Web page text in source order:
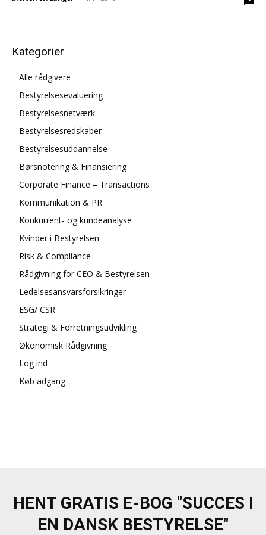
Kategorier
Alle rådgivere
Bestyrelsesevaluering
Bestyrelsesnetværk
Bestyrelsesredskaber
Bestyrelsesuddannelse
Børsnotering & Finansiering
Corporate Finance – Transactions
Kommunikation & PR
Konkurrent- og kundeanalyse
Kvinder i Bestyrelsen
Risk & Compliance
Rådgivning for CEO & Bestyrelsen
Ledelsesansvarsforsikringer
ESG/ CSR
Strategi & Forretningsudvikling
Økonomisk Rådgivning
Log ind
Køb adgang
HENT GRATIS E-BOG "SUCCES I
EN DANSK BESTYRELSE"